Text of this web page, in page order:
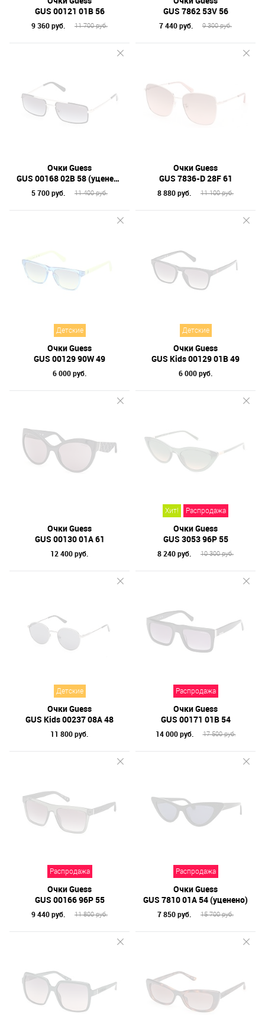
GUS 00121 01B 56
9 360 руб. 11 700 руб.
GUS 7862 53V 56
7 440 руб. 9 300 руб.
Очки Guess
GUS 00168 02B 58 (уценено)
5 700 руб. 11 400 руб.
Очки Guess
GUS 7836-D 28F 61
8 880 руб. 11 100 руб.
Детские
Очки Guess
GUS 00129 90W 49
6 000 руб.
Детские
Очки Guess
GUS Kids 00129 01B 49
6 000 руб.
Очки Guess
GUS 00130 01A 61
12 400 руб.
Хит! Распродажа
Очки Guess
GUS 3053 96P 55
8 240 руб. 10 300 руб.
Детские
Очки Guess
GUS Kids 00237 08A 48
11 800 руб.
Распродажа
Очки Guess
GUS 00171 01B 54
14 000 руб. 17 500 руб.
Распродажа
Очки Guess
GUS 00166 96P 55
9 440 руб. 11 800 руб.
Распродажа
Очки Guess
GUS 7810 01A 54 (уценено)
7 850 руб. 15 700 руб.